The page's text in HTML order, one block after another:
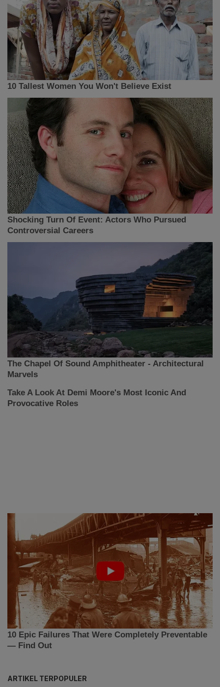
ARTIKEL TERPOPULER